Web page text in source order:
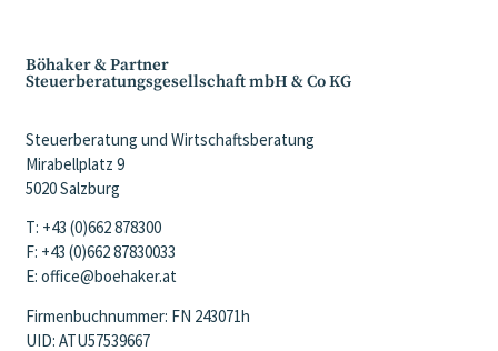
Böhaker & Partner
Steuerberatungsgesellschaft mbH & Co KG
Steuerberatung und Wirtschaftsberatung
Mirabellplatz 9
5020 Salzburg
T: +43 (0)662 878300
F: +43 (0)662 87830033
E: office@boehaker.at
Firmenbuchnummer: FN 243071h
UID: ATU57539667